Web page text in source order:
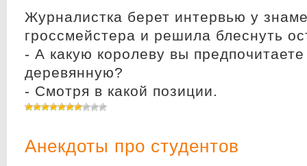
Журналистка берет интервью у
гроссмейстера и решила блеснуть
- А какую королеву вы
деревянную?
- Смотря в какой позиции.
Анекдоты про студентов